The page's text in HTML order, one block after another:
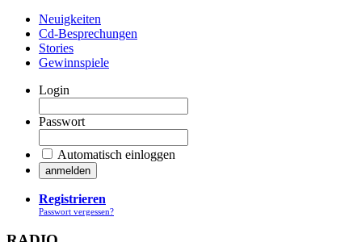
Neuigkeiten
Cd-Besprechungen
Stories
Gewinnspiele
Login
Passwort
Automatisch einloggen
Registrieren
Passwort vergessen?